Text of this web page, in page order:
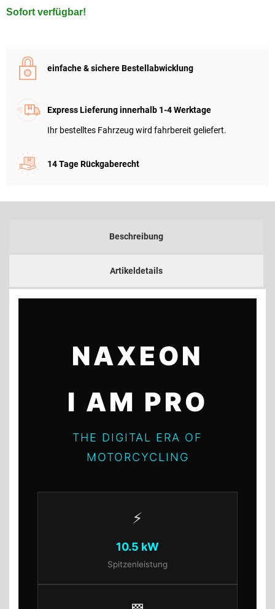
Sofort verfügbar!
einfache & sichere Bestellabwicklung
Express Lieferung innerhalb 1-4 Werktage
Ihr bestelltes Fahrzeug wird fahrbereit geliefert.
14 Tage Rückgaberecht
Beschreibung
Artikeldetails
NAXEON
I AM PRO
THE DIGITAL ERA OF
MOTORCYCLING
⚡
10.5 kW
Spitzenleistung